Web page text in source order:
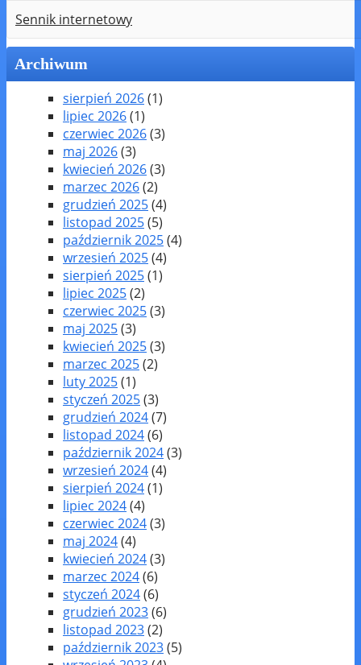
Sennik internetowy
Archiwum
sierpień 2026(1)
lipiec 2026(1)
czerwiec 2026(3)
maj 2026(3)
kwiecień 2026(3)
marzec 2026(2)
grudzień 2025(4)
listopad 2025(5)
październik 2025(4)
wrzesień 2025(4)
sierpień 2025(1)
lipiec 2025(2)
czerwiec 2025(3)
maj 2025(3)
kwiecień 2025(3)
marzec 2025(2)
luty 2025(1)
styczeń 2025(3)
grudzień 2024(7)
listopad 2024(6)
październik 2024(3)
wrzesień 2024(4)
sierpień 2024(1)
lipiec 2024(4)
czerwiec 2024(3)
maj 2024(4)
kwiecień 2024(3)
marzec 2024(6)
styczeń 2024(6)
grudzień 2023(6)
listopad 2023(2)
październik 2023(5)